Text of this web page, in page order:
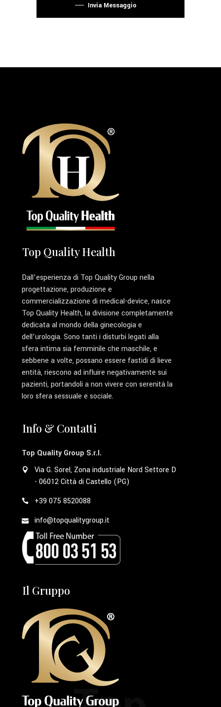
Invia Messaggio
Top Quality Health
Dall’esperienza di Top Quality Group nella
progettazione, produzione e
commercializzazione di medical-device, nasce
Top Quality Health, la divisione completamente
dedicata al mondo della ginecologia e
dell’urologia. Sono tanti i disturbi legati alla
sfera intima sia femminile che maschile, e
sebbene a volte, possano essere fastidi di lieve
entità, riescono ad influire negativamente sui
pazienti, portandoli a non vivere con serenità la
loro sfera sessuale e sociale.
Info & Contatti
Top Quality Group S.r.l.
Via G. Sorel, Zona industriale Nord Settore D
- 06012 Città di Castello (PG)
+39 075 8520088
info@topqualitygroup.it
Il Gruppo